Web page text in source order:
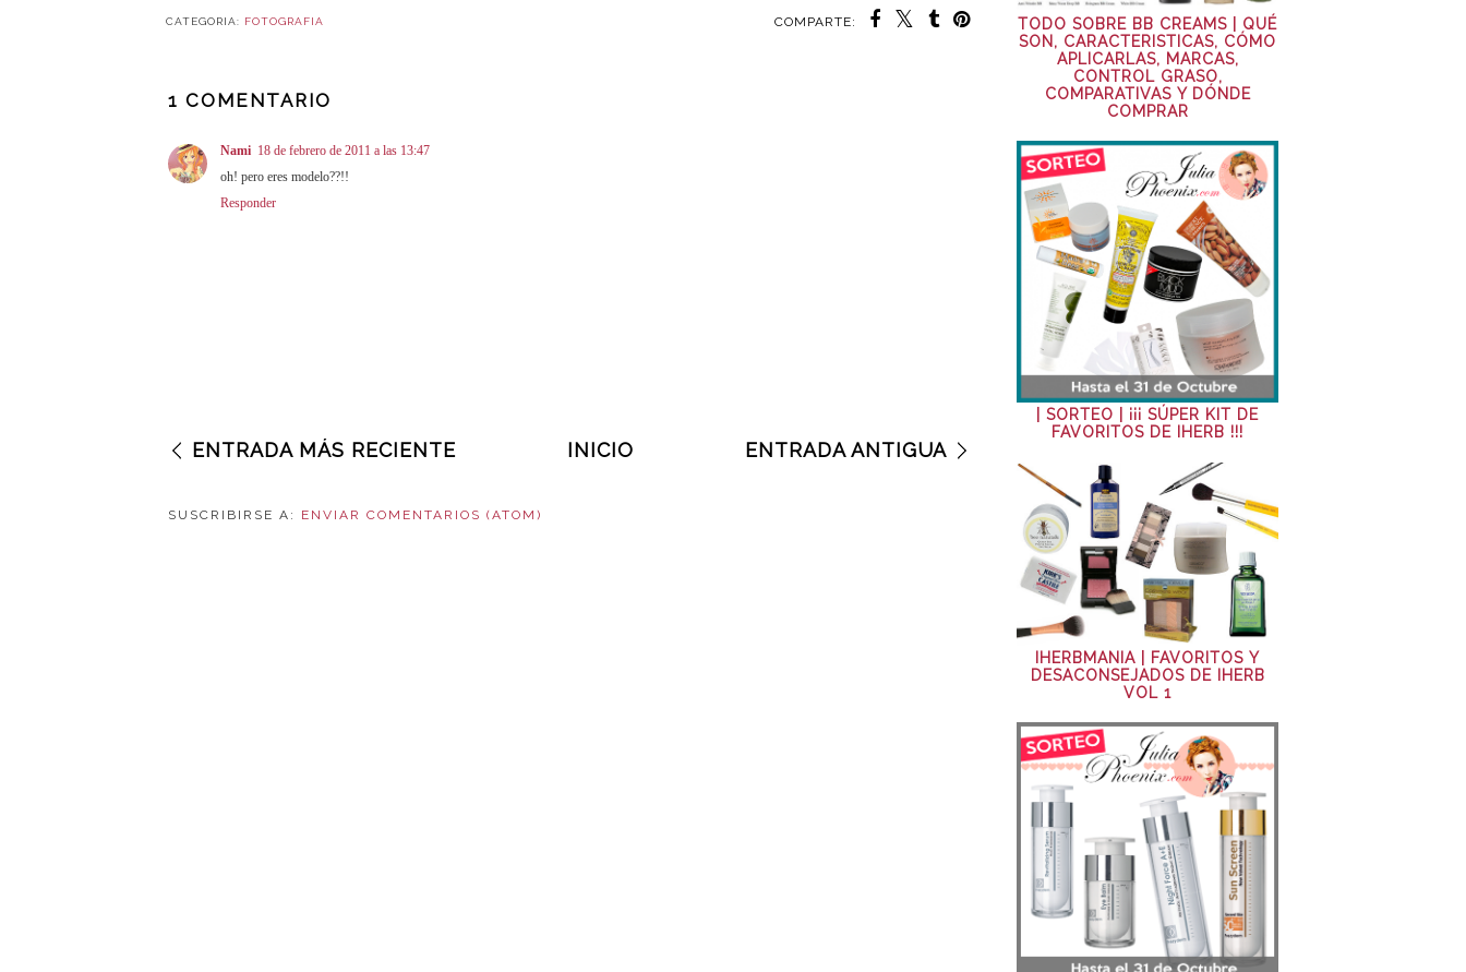
COMPARTE:
CATEGORIA: FOTOGRAFIA
1 COMENTARIO
Nami 18 de febrero de 2011 a las 13:47
oh! pero eres modelo??!!
Responder
ENTRADA MÁS RECIENTE ENTRADA ANTIGUA
INICIO
SUSCRIBIRSE A: ENVIAR COMENTARIOS (ATOM)
TODO SOBRE BB CREAMS | QUÉ
SON, CARACTERISTICAS, CÓMO
APLICARLAS, MARCAS,
CONTROL GRASO,
COMPARATIVAS Y DÓNDE
COMPRAR
| SORTEO | ¡¡¡ SÚPER KIT DE
FAVORITOS DE IHERB !!!
IHERBMANIA | FAVORITOS Y
DESACONSEJADOS DE IHERB
VOL 1